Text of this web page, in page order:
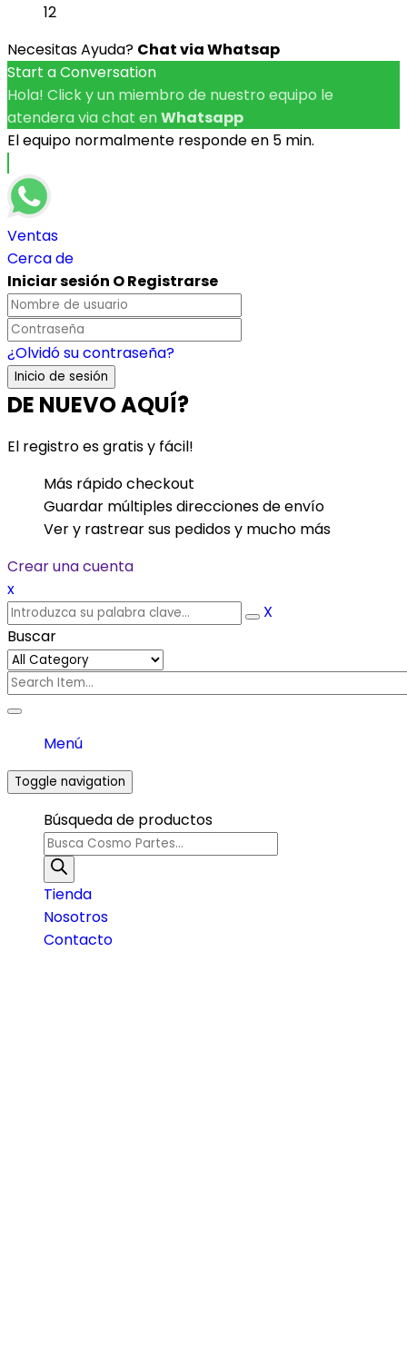
12
Necesitas Ayuda? Chat via Whatsap
Start a Conversation
Hola! Click y un miembro de nuestro equipo le
atendera via chat en Whatsapp
El equipo normalmente responde en 5 min.
Ventas
Cerca de
Iniciar sesión O Registrarse
¿Olvidó su contraseña?
DE NUEVO AQUÍ?
El registro es gratis y fácil!
Más rápido checkout
Guardar múltiples direcciones de envío
Ver y rastrear sus pedidos y mucho más
Crear una cuenta
x
X
Buscar
Menú
Toggle navigation
Búsqueda de productos
Tienda
Nosotros
Contacto